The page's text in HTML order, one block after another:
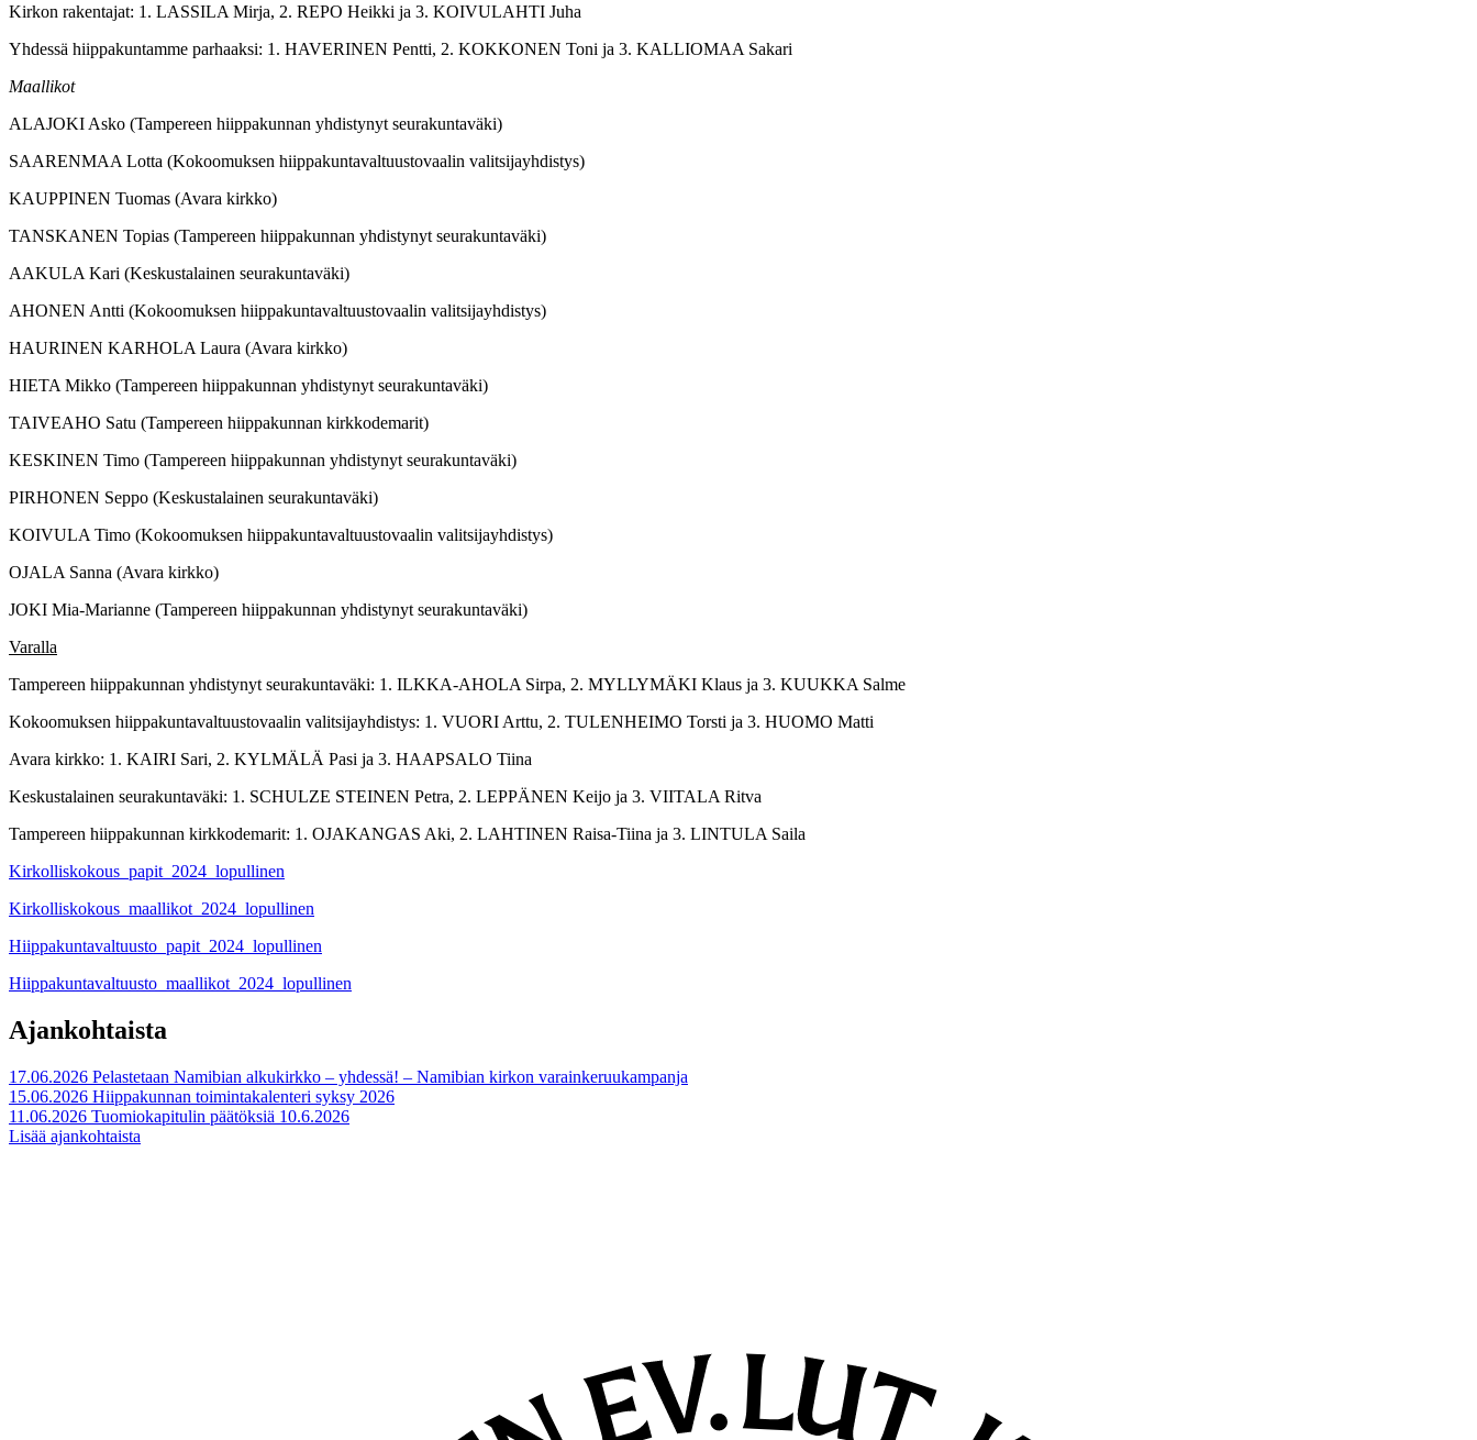
Kirkon rakentajat: 1. LASSILA Mirja, 2. REPO Heikki ja 3. KOIVULAHTI Juha
Yhdessä hiippakuntamme parhaaksi: 1. HAVERINEN Pentti, 2. KOKKONEN Toni ja 3. KALLIOMAA Sakari
Maallikot
ALAJOKI Asko (Tampereen hiippakunnan yhdistynyt seurakuntaväki)
SAARENMAA Lotta (Kokoomuksen hiippakuntavaltuustovaalin valitsijayhdistys)
KAUPPINEN Tuomas (Avara kirkko)
TANSKANEN Topias (Tampereen hiippakunnan yhdistynyt seurakuntaväki)
AAKULA Kari (Keskustalainen seurakuntaväki)
AHONEN Antti (Kokoomuksen hiippakuntavaltuustovaalin valitsijayhdistys)
HAURINEN KARHOLA Laura (Avara kirkko)
HIETA Mikko (Tampereen hiippakunnan yhdistynyt seurakuntaväki)
TAIVEAHO Satu (Tampereen hiippakunnan kirkkodemarit)
KESKINEN Timo (Tampereen hiippakunnan yhdistynyt seurakuntaväki)
PIRHONEN Seppo (Keskustalainen seurakuntaväki)
KOIVULA Timo (Kokoomuksen hiippakuntavaltuustovaalin valitsijayhdistys)
OJALA Sanna (Avara kirkko)
JOKI Mia-Marianne (Tampereen hiippakunnan yhdistynyt seurakuntaväki)
Varalla
Tampereen hiippakunnan yhdistynyt seurakuntaväki: 1. ILKKA-AHOLA Sirpa, 2. MYLLYMÄKI Klaus ja 3. KUUKKA Salme
Kokoomuksen hiippakuntavaltuustovaalin valitsijayhdistys: 1. VUORI Arttu, 2. TULENHEIMO Torsti ja 3. HUOMO Matti
Avara kirkko: 1. KAIRI Sari, 2. KYLMÄLÄ Pasi ja 3. HAAPSALO Tiina
Keskustalainen seurakuntaväki: 1. SCHULZE STEINEN Petra, 2. LEPPÄNEN Keijo ja 3. VIITALA Ritva
Tampereen hiippakunnan kirkkodemarit: 1. OJAKANGAS Aki, 2. LAHTINEN Raisa-Tiina ja 3. LINTULA Saila
Kirkolliskokous_papit_2024_lopullinen
Kirkolliskokous_maallikot_2024_lopullinen
Hiippakuntavaltuusto_papit_2024_lopullinen
Hiippakuntavaltuusto_maallikot_2024_lopullinen
Ajankohtaista
17.06.2026 Pelastetaan Namibian alkukirkko – yhdessä! – Namibian kirkon varainkeruukampanja
15.06.2026 Hiippakunnan toimintakalenteri syksy 2026
11.06.2026 Tuomiokapitulin päätöksiä 10.6.2026
Lisää ajankohtaista